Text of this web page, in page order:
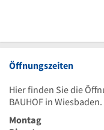
Öffnungszeiten
Hier finden Sie die
BAUHOF in Wiesbaden.
Montag